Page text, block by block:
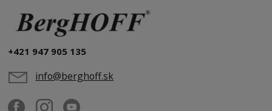
+421 947 905 135
info@berghoff.sk